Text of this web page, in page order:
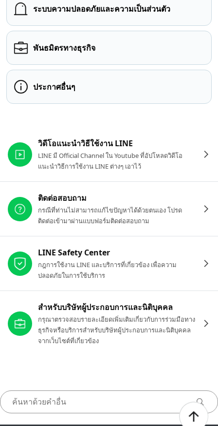
ระบบความปลอดภัยและความเป็นส่วนตัว
พันธมิตรทางธุรกิจ
ประกาศอื่นๆ
วิดีโอแนะนำวิธีใช้งาน LINE
LINE มี Official Channel ใน Youtube ที่อัปโหลดวิดีโอ
แนะนำวิธีการใช้งาน LINE ต่างๆ เอาไว้
ติดต่อสอบถาม
กรณีที่ท่านไม่สามารถแก้ไขปัญหาได้ด้วยตนเอง โปรด
ติดต่อเข้ามาผ่านแบบฟอร์มติดต่อสอบถาม
LINE Safety Center
กฎการใช้งาน LINE และบริการที่เกี่ยวข้อง เพื่อความ
ปลอดภัยในการใช้บริการ
สำหรับบริษัทผู้ประกอบการและนิติบุคคล
กรุณาตรวจสอบรายละเอียดเพิ่มเติมเกี่ยวกับการร่วมมือทาง
ธุรกิจหรือบริการสำหรับบริษัทผู้ประกอบการและนิติบุคคล
จากเว็บไซต์ที่เกี่ยวข้อง